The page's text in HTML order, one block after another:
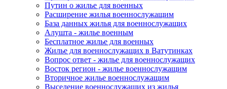
Путин о жилье для военных
Расширение жилья военнослужащим
База данных жилья для военнослужащих
Алушта - жилье военным
Бесплатное жилье для военных
Жилье для военнослужащих в Ватутинках
Вопрос ответ - жилье для военнослужащих
Восток регион - жилье военнослужащим
Вторичное жилье военнослужащим
Выселение военнослужащих из жилья